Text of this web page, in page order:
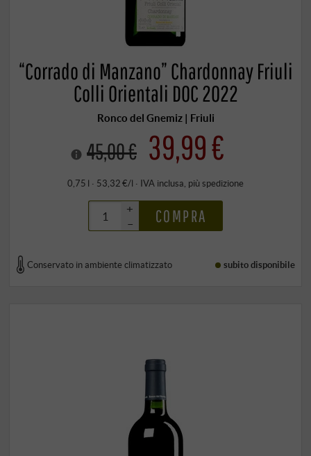
“Corrado di Manzano” Chardonnay Friuli
Colli Orientali DOC 2022
Ronco del Gnemiz | Friuli
45,00 € 39,99 €
0,75 l · 53,32 €/l · IVA inclusa, più spedizione
+
–
COMPRA
Conservato in ambiente climatizzato subito disponibile